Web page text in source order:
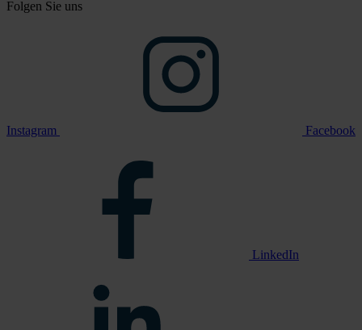
Folgen Sie uns
Instagram Facebook
LinkedIn